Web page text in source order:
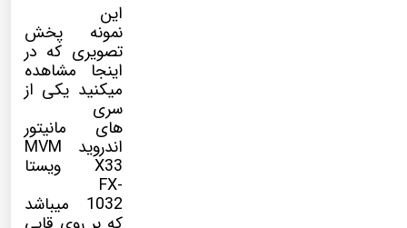
این
نمونه پخش
تصویری که در
اینجا مشاهده
میکنید یکی از
سری
های مانیتور
اندروید MVM
X33 ویستا
FX-
1032 میباشد